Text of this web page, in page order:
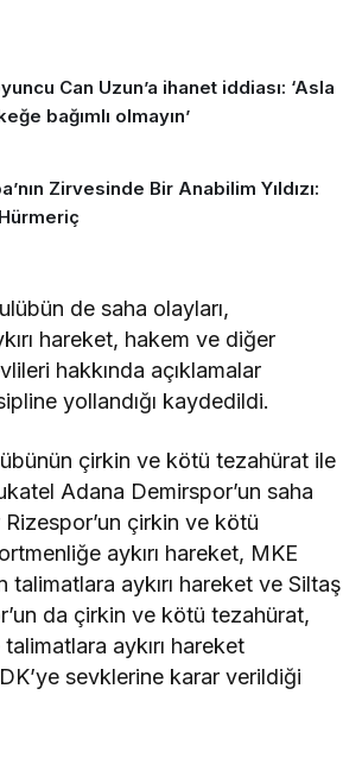
Can Uzun’a ihanet iddiası: ‘Asla
bağımlı olmayın’
Zirvesinde Bir Anabilim Yıldızı:
de saha olayları,
hareket, hakem ve diğer
hakkında açıklamalar
yollandığı kaydedildi.
çirkin ve kötü tezahürat ile
Adana Demirspor’un saha
Rizespor’un çirkin ve kötü
aykırı hareket, MKE
talimatlara aykırı hareket ve Siltaş
da çirkin ve kötü tezahürat,
aykırı hareket
sevklerine karar verildiği